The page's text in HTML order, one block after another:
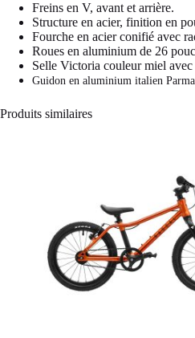
Freins en V, avant et arrière.
Structure en acier, finition en
Fourche en acier conifié avec
Roues en aluminium de 26
Selle Victoria couleur miel avec
Guidon en aluminium italien
Produits similaires